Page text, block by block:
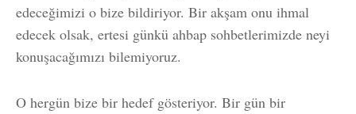
edeceğimizi o bize bildiriyor. Bir akşam onu ihmal
edecek olsak, ertesi günkü ahbap sohbetlerimizde neyi
konuşacağımızı bilemiyoruz.
O hergün bize bir hedef gösteriyor. Bir gün bir